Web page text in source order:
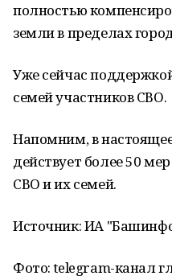
полностью
земли в пределах
Уже сейчас
семей участников СВО.
Напомним, в
действует более 50
СВО и их семей.
Источник: ИА
Фото:telegram-канал